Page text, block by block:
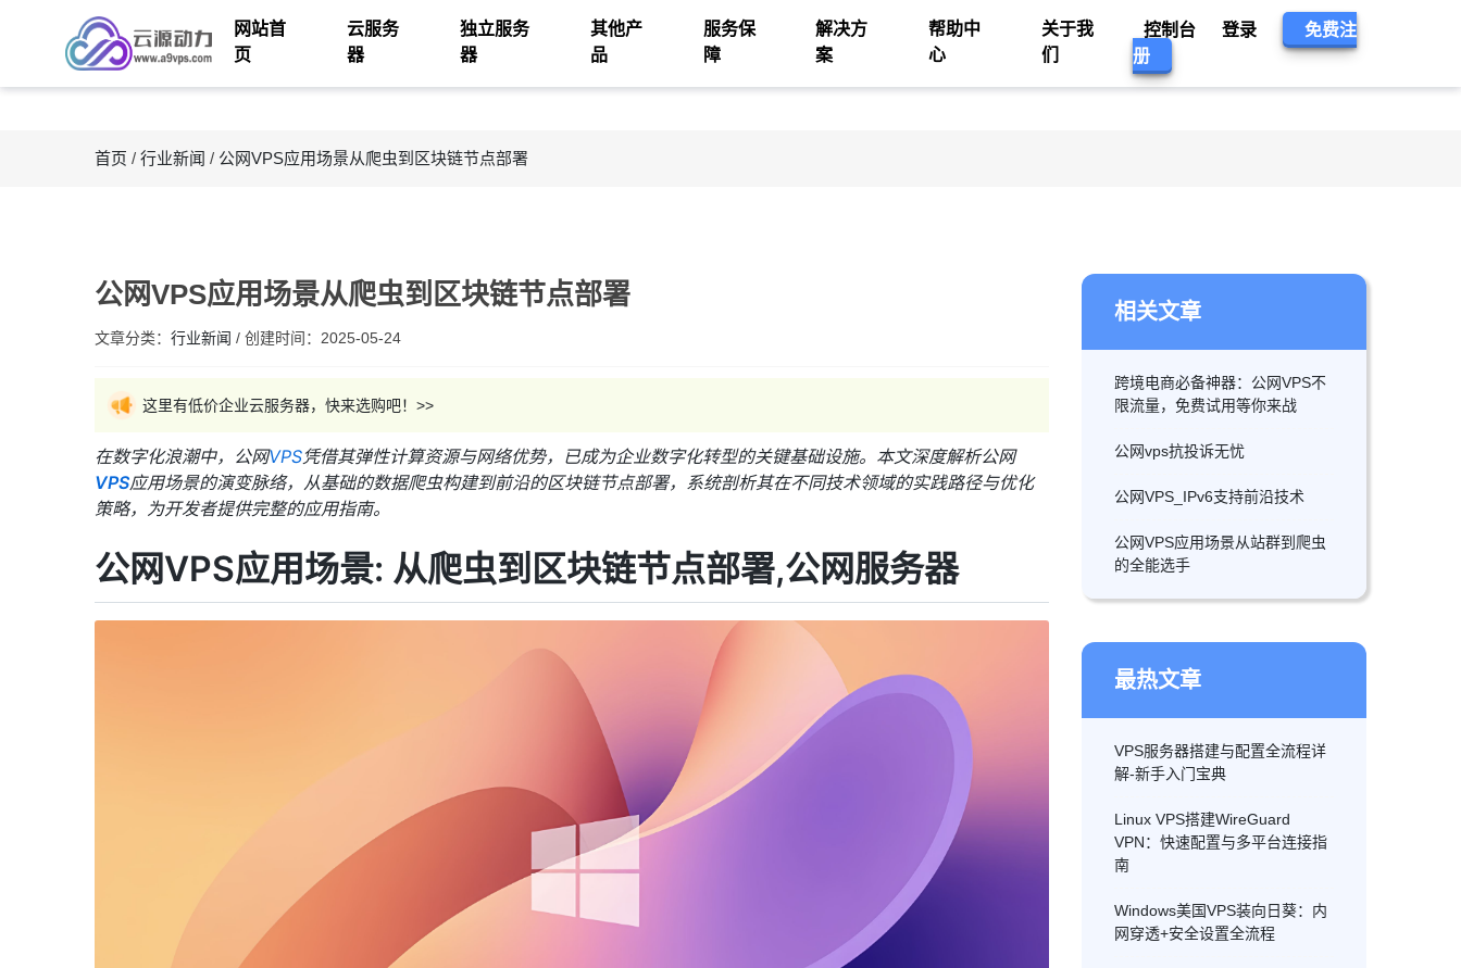
网站首
页
云服务
器
独立服务
器
其他产
品
服务保
障
解决方
案
帮助中
心
关于我
们
控制台 登录
免费注
册
首页 / 行业新闻 / 公网VPS应用场景从爬虫到区块链节点部署
公网VPS应用场景从爬虫到区块链节点部署
文章分类： 行业新闻 / 创建时间： 2025-05-24
这里有低价企业云服务器，快来选购吧！>>
在数字化浪潮中，公网VPS凭借其弹性计算资源与网络优势，已成为企业数字化转型的关键基础设施。本文深度解析公网
VPS应用场景的演变脉络，从基础的数据爬虫构建到前沿的区块链节点部署，系统剖析其在不同技术领域的实践路径与优化
策略，为开发者提供完整的应用指南。
公网VPS应用场景: 从爬虫到区块链节点部署,公网服务器
相关文章
跨境电商必备神器：公网VPS不
限流量，免费试用等你来战
公网vps抗投诉无忧
公网VPS_IPv6支持前沿技术
公网VPS应用场景从站群到爬虫
的全能选手
最热文章
VPS服务器搭建与配置全流程详
解-新手入门宝典
Linux VPS搭建WireGuard
VPN：快速配置与多平台连接指
南
Windows美国VPS装向日葵：内
网穿透+安全设置全流程